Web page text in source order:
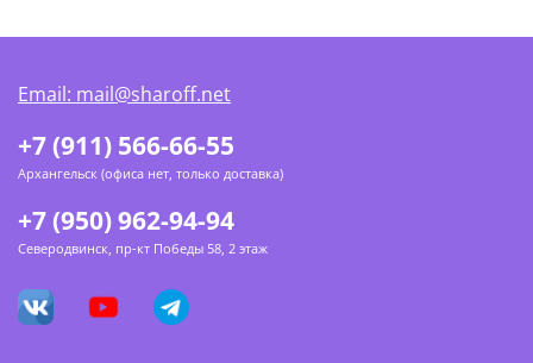
+7 (911) 566-66-55
Архангельск (офиса нет, только доставка)
+7 (950) 962-94-94
Северодвинск, пр-кт Победы 58, 2 этаж
Email: mail@sharoff.net